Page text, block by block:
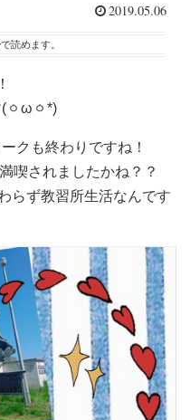
2019.05.06
で読めます。
ㆁωㆁ*)
クも終わりですね！
喫されましたかね？？
らず教習所生活なんです